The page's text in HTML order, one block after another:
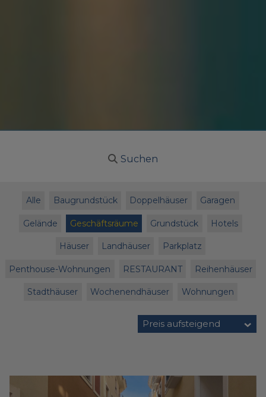
Suchen
Alle Baugrundstück Doppelhäuser Garagen
Gelände Geschäftsräume Grundstück Hotels
Häuser Landhäuser Parkplatz
Penthouse-Wohnungen RESTAURANT Reihenhäuser
Stadthäuser Wochenendhäuser Wohnungen
Preis aufsteigend